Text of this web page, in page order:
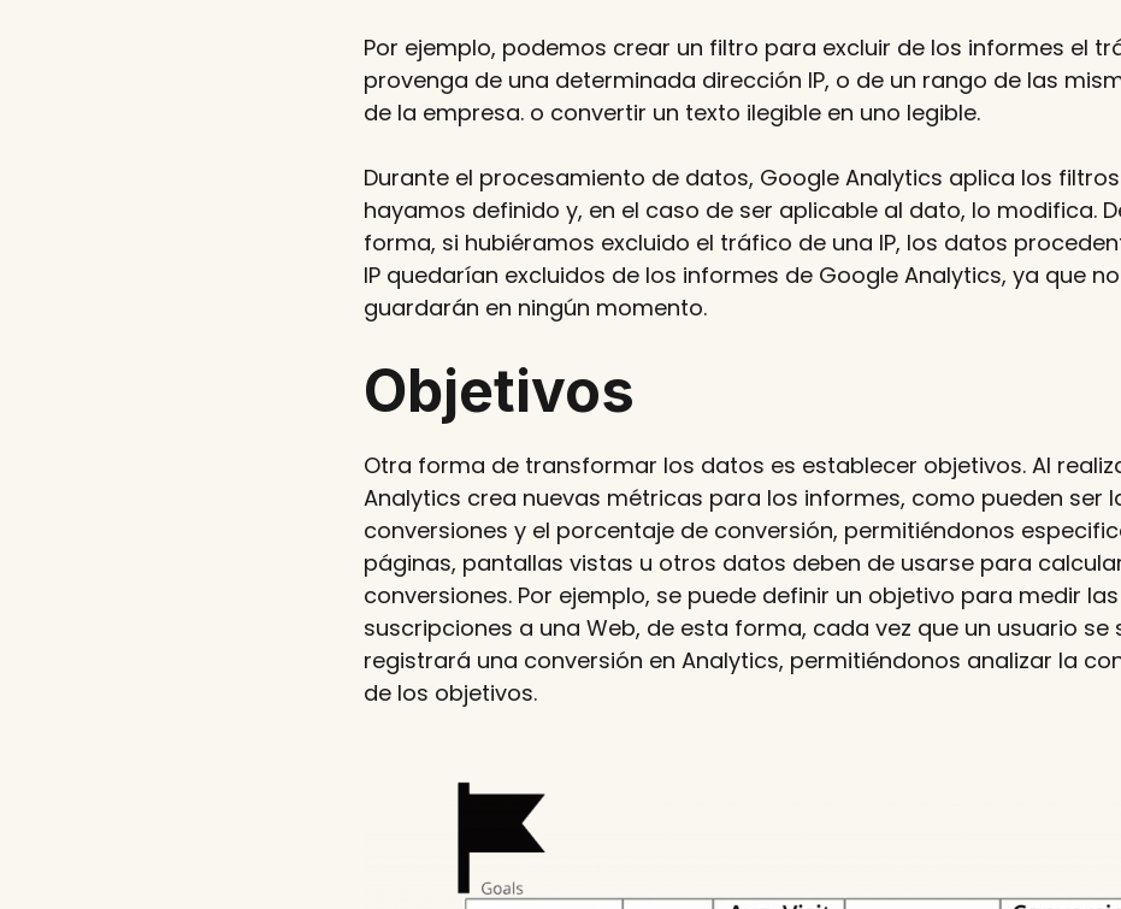
Por ejemplo, podemos crear un filtro para excluir de los informes el
provenga de una determinada dirección IP, o de un rango de las
de la empresa. o convertir un texto ilegible en uno legible.
Durante el procesamiento de datos, Google Analytics aplica los
hayamos definido y, en el caso de ser aplicable al dato, lo modifica.
forma, si hubiéramos excluido el tráfico de una IP, los datos
IP quedarían excluidos de los informes de Google Analytics, ya que
guardarán en ningún momento.
Objetivos
Otra forma de transformar los datos es establecer objetivos. Al
Analytics crea nuevas métricas para los informes, como pueden ser
conversiones y el porcentaje de conversión, permitiéndonos
páginas, pantallas vistas u otros datos deben de usarse para
conversiones. Por ejemplo, se puede definir un objetivo para medir las
suscripciones a una Web, de esta forma, cada vez que un usuario se
registrará una conversión en Analytics, permitiéndonos analizar la
de los objetivos.